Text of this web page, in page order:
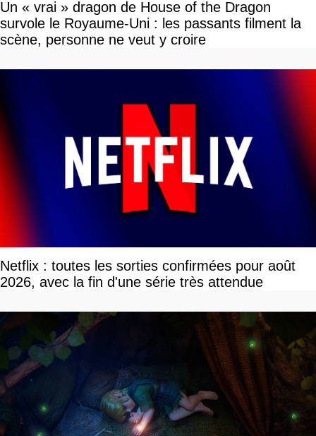
Un « vrai » dragon de House of the Dragon
survole le Royaume-Uni : les passants filment la
scène, personne ne veut y croire
Netflix : toutes les sorties confirmées pour août
2026, avec la fin d'une série très attendue